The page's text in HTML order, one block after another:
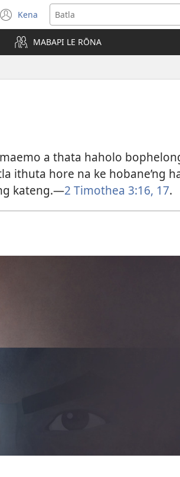
Kena
(opens
new
window)
MABAPI LE RŌNA
a thata haholo
ithuta hore na ke hobane’ng
kateng.—2 Timothea 3:16, 17.